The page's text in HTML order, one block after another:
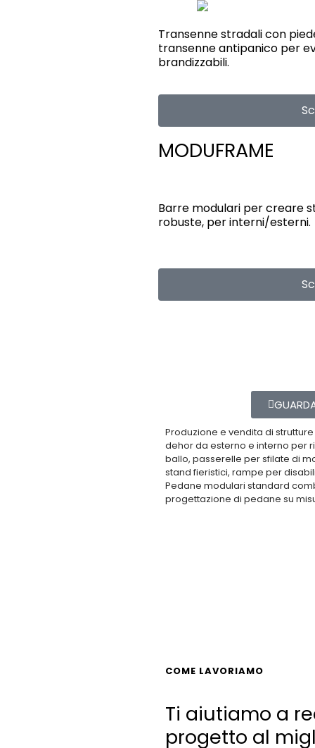
Transenne stradali con
transenne antipanico per
brandizzabili.
MODUFRAME
Barre modulari per creare
robuste, per interni/esterni.
Produzione e vendita di
dehor da esterno e interno per
ballo, passerelle per sfilate di
stand fieristici, rampe per
Pedane modulari standard
progettazione di pedane su
COME LAVORIAMO
Ti aiutiamo a
progetto al